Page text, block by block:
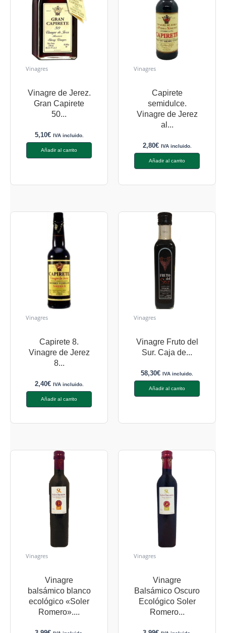
Vinagres
Vinagre de Jerez.
Gran Capirete
50...
5,10€ IVA incluido.
Añadir al carrito
Vinagres
Capirete
semidulce.
Vinagre de Jerez
al...
2,80€ IVA incluido.
Añadir al carrito
Vinagres
Capirete 8.
Vinagre de Jerez
8...
2,40€ IVA incluido.
Añadir al carrito
Vinagres
Vinagre Fruto del
Sur. Caja de...
58,30€ IVA incluido.
Añadir al carrito
Vinagres
Vinagre
balsámico blanco
ecológico «Soler
Romero»....
Vinagres
Vinagre
Balsámico Oscuro
Ecológico Soler
Romero...